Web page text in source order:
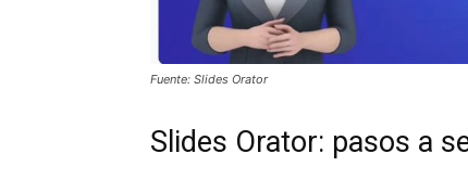
Fuente: Slides Orator
Slides Orator: pasos a